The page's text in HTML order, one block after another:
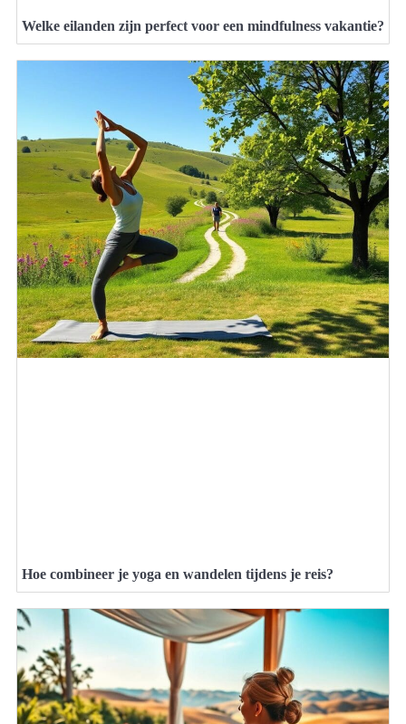
Welke eilanden zijn perfect voor een mindfulness vakantie?
Hoe combineer je yoga en wandelen tijdens je reis?